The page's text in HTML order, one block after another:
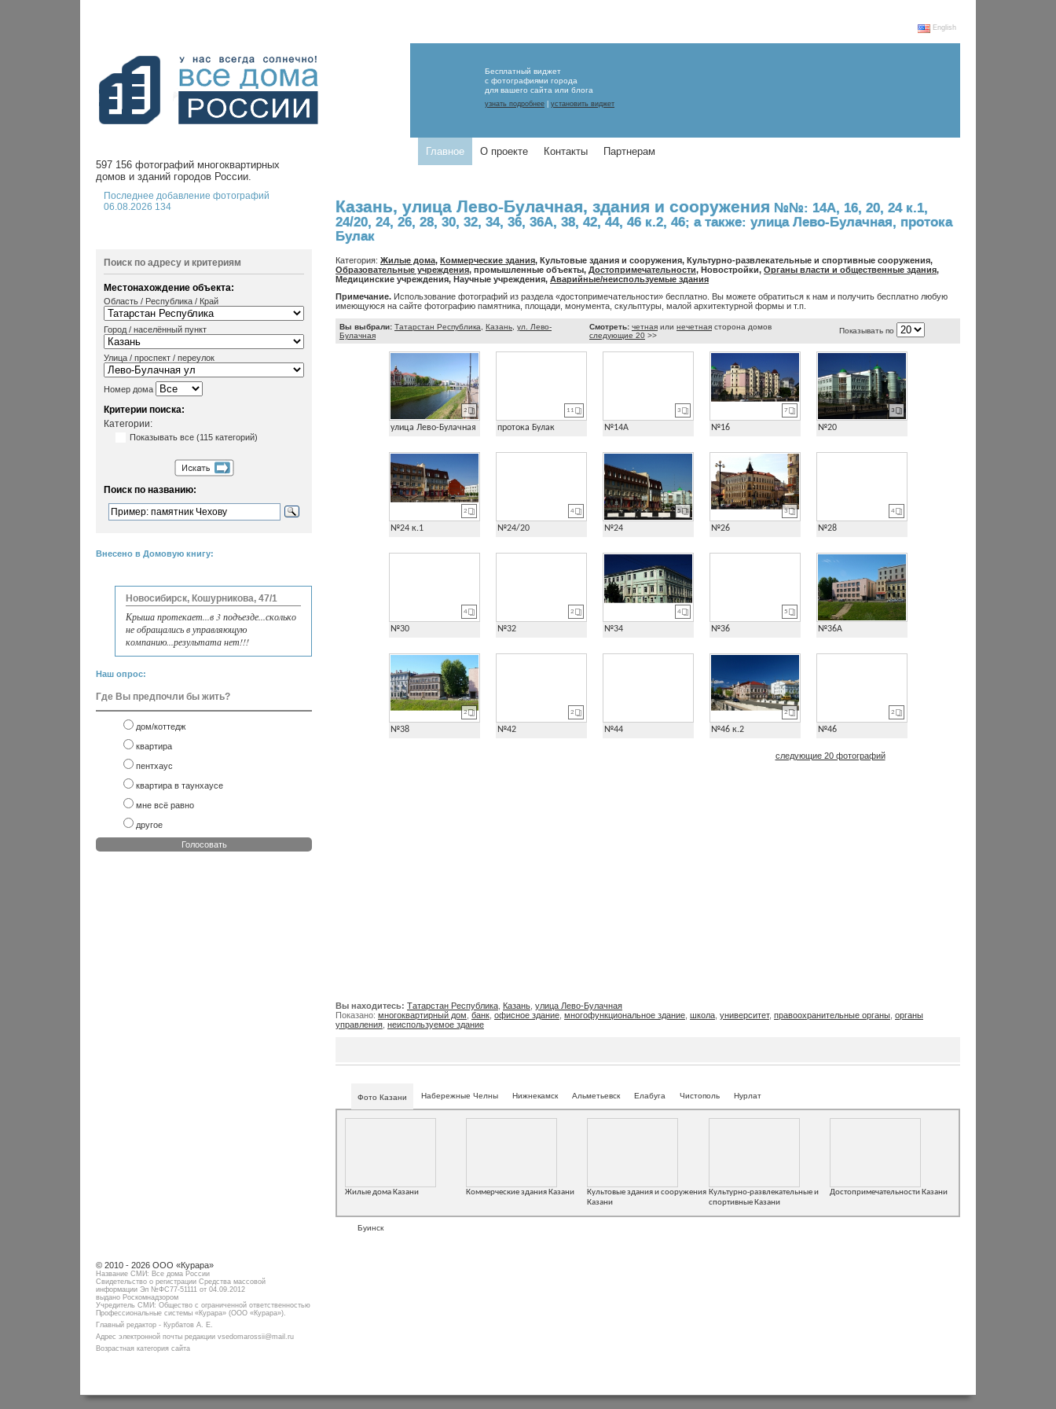
English
Бесплатный виджет
с фотографиями города
для вашего сайта или блога
узнать подробнее установить виджет
Главное О проекте Контакты
Партнерам
597 156 фотографий многоквартирных
домов и зданий городов России.
Последнее добавление фотографий
06.08.2026 134
Поиск по адресу и критериям
Местонахождение объекта:
Область / Республика / Край
Город / населённый пункт
Улица / проспект / переулок
Номер дома
Критерии поиска:
Категории:
Показывать все (115 категорий)
Поиск по названию:
Внесено в Домовую книгу:
Новосибирск, Кошурникова, 47/1
Крыша протекает...в 3 подъезде...сколько
не обращались в управляющую
компанию...результата нет!!!
Наш опрос:
Где Вы предпочли бы жить?
дом/коттедж
квартира
пентхаус
квартира в таунхаусе
мне всё равно
другое
Голосовать
Казань, улица Лево-Булачная, здания и сооружения №№: 14А, 16, 20, 24 к.1,
24/20, 24, 26, 28, 30, 32, 34, 36, 36А, 38, 42, 44, 46 к.2, 46; а также: улица Лево-Булачная, протока
Булак
Категория: Жилые дома, Коммерческие здания, Культовые здания и сооружения, Культурно-развлекательные и спортивные сооружения,
Образовательные учреждения, промышленные объекты, Достопримечательности, Новостройки, Органы власти и общественные здания,
Медицинские учреждения, Научные учреждения, Аварийные/неиспользуемые здания
Примечание. Использование фотографий из раздела «достопримечательности» бесплатно. Вы можете обратиться к нам и получить бесплатно любую
имеющуюся на сайте фотографию памятника, площади, монумента, скульптуры, малой архитектурной формы и т.п.
Вы выбрали: Татарстан Республика Казань ул. Лево-
Булачная
Смотреть: четная или нечетная сторона домов
следующие 20 >>
Показывать по
улица Лево-Булачная
2
протока Булак
11
№14А
3
№16
7
№20
3
№24 к.1
2
№24/20
4
№24
5
№26
3
№28
4
№30
4
№32
2
№34
4
№36
5
№36А
№38
2
№42
2
№44 №46 к.2
2
№46
2
следующие 20 фотографий
Вы находитесь: Татарстан Республика Казань улица Лево-Булачная
Показано: многоквартирный дом банк офисное здание многофункциональное здание школа университет, правоохранительные органы органы
управления неиспользуемое здание
Фото Казани Набережные Челны Нижнекамск Альметьевск Елабуга Чистополь Нурлат
Жилые дома Казани Коммерческие здания Казани
Культовые здания и сооружения
Казани
Культурно-развлекательные и
спортивные Казани
Достопримечательности Казани
Буинск
© 2010 - 2026 ООО «Курара»
Название СМИ: Все дома России
Свидетельство о регистрации Средства массовой
информации Эл №ФC77-51111 от 04.09.2012
выдано Роскомнадзором
Учредитель СМИ: Общество с ограниченной ответственностью
Профессиональные системы «Курара» (ООО «Курара»).
Главный редактор - Курбатов А. Е.
Адрес электронной почты редакции vsedomarossii@mail.ru
Возрастная категория сайта